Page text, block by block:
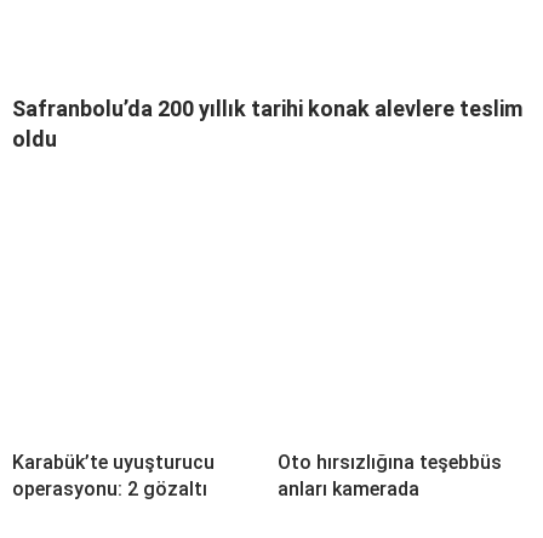
Safranbolu’da 200 yıllık tarihi konak alevlere teslim
oldu
Karabük’te uyuşturucu
operasyonu: 2 gözaltı
Oto hırsızlığına teşebbüs
anları kamerada